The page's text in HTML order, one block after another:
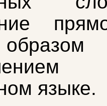
языке.